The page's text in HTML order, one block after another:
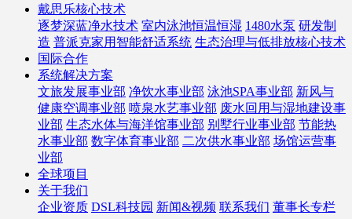
戴思乐核心技术
逐梦深蓝净水技术 室内泳池恒温恒湿 1480水泵 研发制
造 普派克家用智能舒适系统 生态治理与低排放核心技术
国际合作
系统解决方案
文旅发展事业部 净饮水事业部 泳池SPA事业部 新风与
健康空调事业部 喷泉水艺事业部 废水回用与湿地建设事
业部 生态水体与海洋馆事业部 别墅行业事业部 节能热
水事业部 数字体育事业部 二次供水事业部 场馆运营事
业部
全球项目
关于我们
企业资质 DSL科技园 新闻&视频 联系我们 董事长专栏